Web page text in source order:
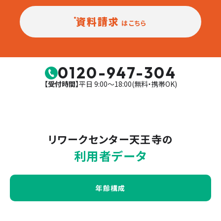
資料請求 はこちら
0120-947-304
【受付時間】平日 9:00〜18:00(無料・携帯OK)
リワークセンター天王寺の
利用者データ
年齢構成